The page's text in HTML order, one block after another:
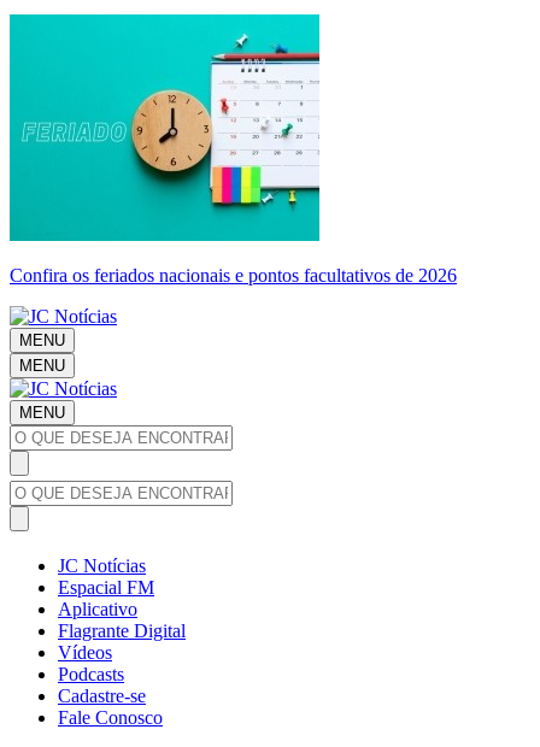
Confira os feriados nacionais e pontos facultativos de 2026
MENU
MENU
MENU
JC Notícias
Espacial FM
Aplicativo
Flagrante Digital
Vídeos
Podcasts
Cadastre-se
Fale Conosco